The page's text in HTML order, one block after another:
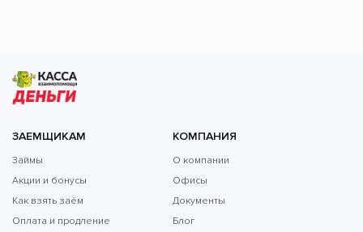
ЗАЕМЩИКАМ
Займы
Акции и бонусы
Как взять заём
Оплата и продление
КОМПАНИЯ
О компании
Офисы
Документы
Блог